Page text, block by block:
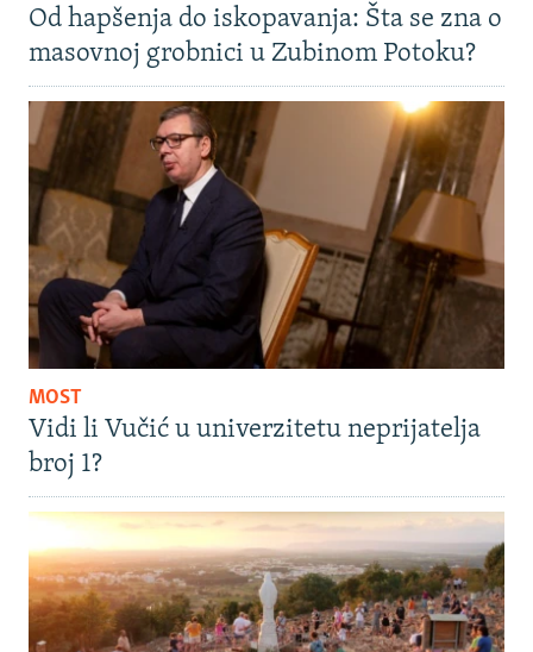
Od hapšenja do iskopavanja: Šta se zna o
masovnoj grobnici u Zubinom Potoku?
MOST
Vidi li Vučić u univerzitetu neprijatelja
broj 1?